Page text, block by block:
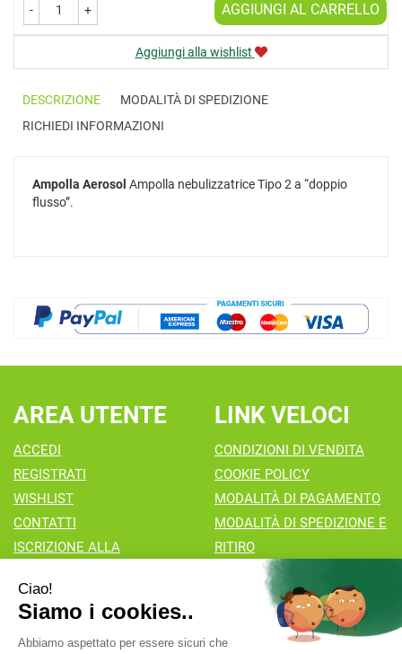
- + AGGIUNGI AL CARRELLO
Aggiungi alla wishlist
DESCRIZIONE
MODALITÀ DI SPEDIZIONE
RICHIEDI INFORMAZIONI
Ampolla Aerosol Ampolla nebulizzatrice Tipo 2 a “doppio
flusso”.
AREA UTENTE
ACCEDI
REGISTRATI
WISHLIST
CONTATTI
ISCRIZIONE ALLA
LINK VELOCI
CONDIZIONI DI VENDITA
COOKIE POLICY
MODALITÀ DI PAGAMENTO
MODALITÀ DI SPEDIZIONE E
RITIRO
Farmacia Valaperta Dr. Antonio Pipia - Via Natale Perego 7